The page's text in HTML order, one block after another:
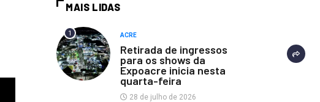
MAIS LIDAS
1 ACRE
Retirada de ingressos
para os shows da
Expoacre inicia nesta
quarta-feira
28 de julho de 2026